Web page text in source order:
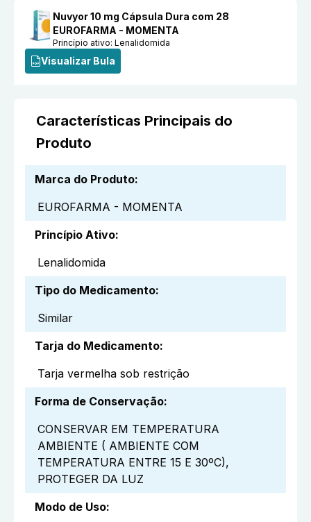
Nuvyor 10 mg Cápsula Dura com 28
EUROFARMA - MOMENTA
Princípio ativo:Lenalidomida
Visualizar Bula
Características Principais do
Produto
Marca do Produto:
EUROFARMA - MOMENTA
Princípio Ativo:
Lenalidomida
Tipo do Medicamento:
Similar
Tarja do Medicamento:
Tarja vermelha sob restrição
Forma de Conservação:
CONSERVAR EM TEMPERATURA
AMBIENTE ( AMBIENTE COM
TEMPERATURA ENTRE 15 E 30ºC),
PROTEGER DA LUZ
Modo de Uso: